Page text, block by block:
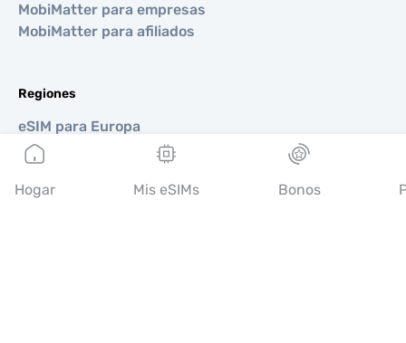
MobiMatter para empresas
MobiMatter para afiliados
Regiones
eSIM para Europa
eSIM para Asia
eSIM para Américas
eSIM para Medio Oriente
Hogar Mis eSIMs Bonos